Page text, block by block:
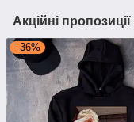
Акційні
–36%